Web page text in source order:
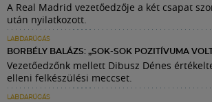
A Real Madrid vezetőedzője a két csapat
után nyilatkozott.
LABDARÚGÁS
BORBÉLY BALÁZS: „SOK-SOK POZITÍVUMA
Vezetőedzőnk mellett Dibusz Dénes
elleni felkészülési meccset.
LABDARÚGÁS